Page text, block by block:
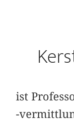
ist
-